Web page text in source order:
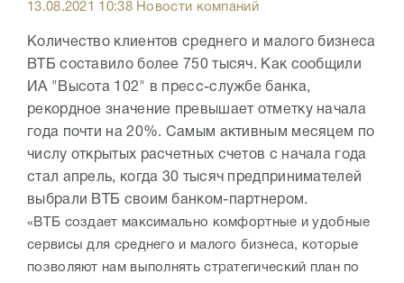
13.08.2021 10:38 Новости компаний
Количество клиентов среднего и малого бизнеса
ВТБ составило более 750 тысяч. Как сообщили
ИА "Высота 102" в пресс-службе банка,
рекордное значение превышает отметку начала
года почти на 20%. Самым активным месяцем по
числу открытых расчетных счетов с начала года
стал апрель, когда 30 тысяч предпринимателей
выбрали ВТБ своим банком-партнером.
«ВТБ создает максимально комфортные и удобные
сервисы для среднего и малого бизнеса, которые
позволяют нам выполнять стратегический план по